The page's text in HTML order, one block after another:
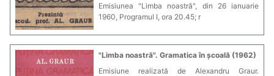
Emisiunea "Limba noastră", din 26 ianuarie
1960, Programul I, ora 20.45; r
"Limba noastră". Gramatica în școală (1962)
Emisiune realizată de Alexandru Graur.